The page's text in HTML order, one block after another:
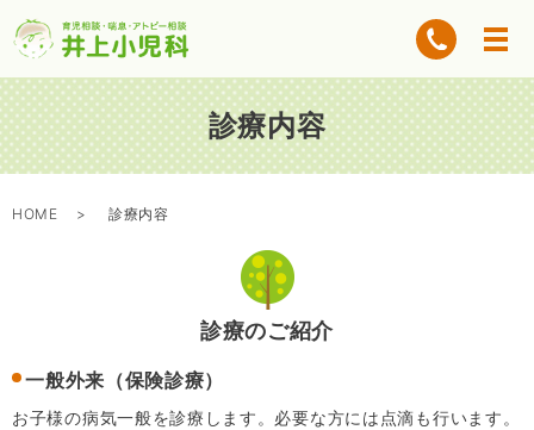
診療内容
HOME 診療内容
診療のご紹介
一般外来（保険診療）
お子様の病気一般を診療します。必要な方には点滴も行います。